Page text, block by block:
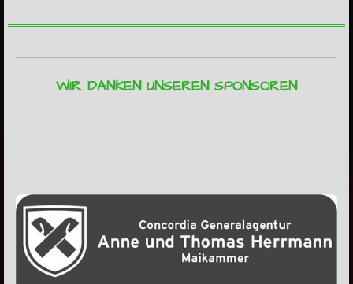
WIR DANKEN UNSEREN SPONSOREN